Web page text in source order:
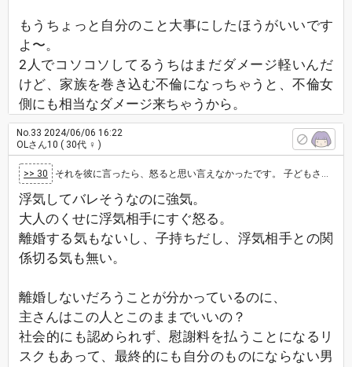
もうちょっと自分のこと大事にしたほうがいいです
よ〜。
2人でコソコソしてるうちはまだダメージ軽いんだ
けど、家族を巻き込む不倫になっちゃうと、不倫女
側にも相当なダメージ来ちゃうから。
No.33 2024/06/06 16:22
OLさん10 ( 30代 ♀ )
>> 30 それを彼に言ったら、怒ると思い言えなかったです。 子どもさんも小さいので離婚とかは毛頭にないと思います。そこは望んでいません。
浮気してバレそうなのに強気。
大人のくせに浮気相手にすぐ怒る。
離婚する気もないし、子持ちだし、浮気相手との関
係切る気も無い。
離婚しないだろうことが分かっているのに、
主さんはこの人とこのままでいいの？
社会的にも認められず、慰謝料を払うことになるリ
スクもあって、最終的にも自分のものにならない男